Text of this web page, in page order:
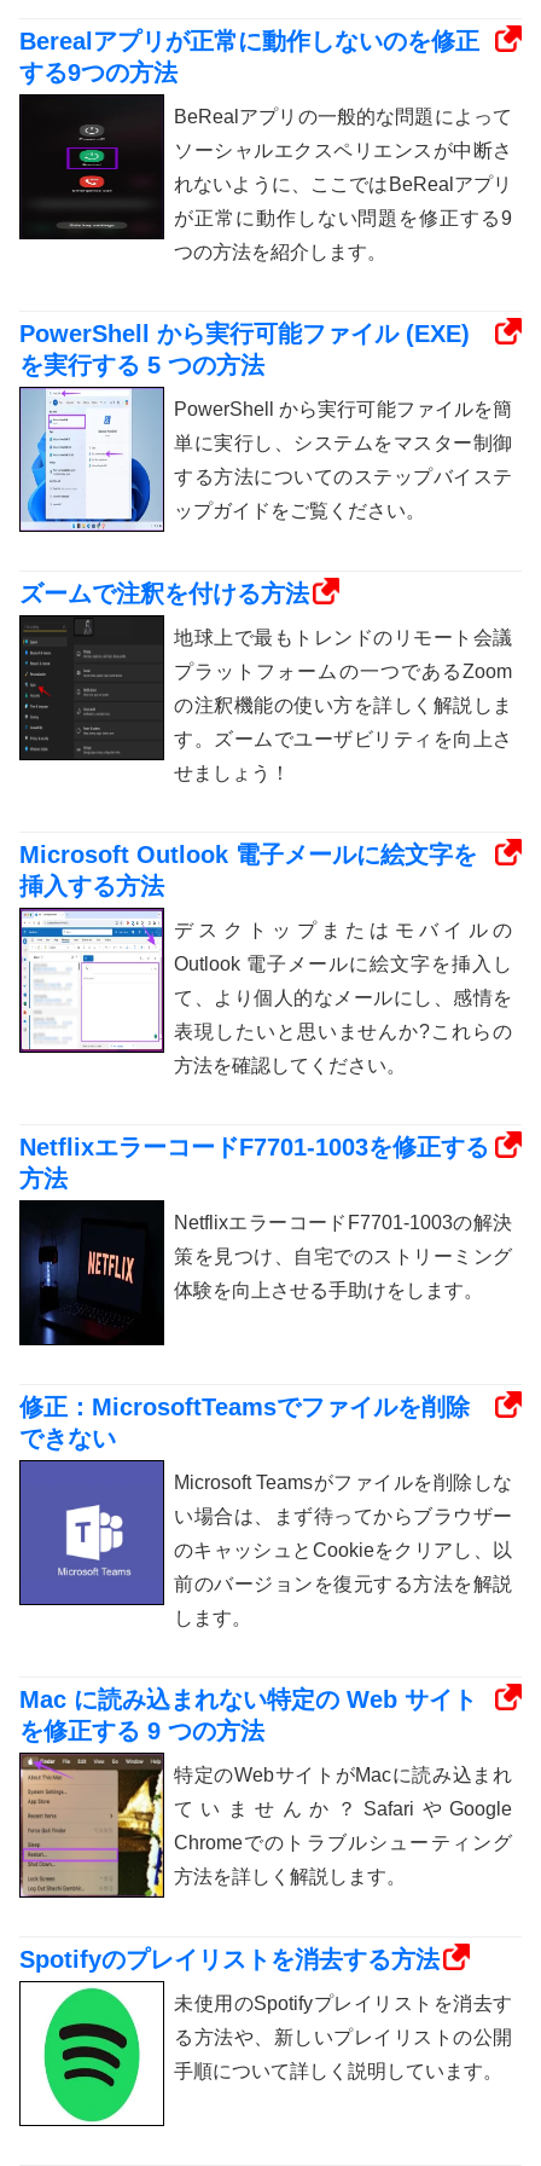
Berealアプリが正常に動作しないのを修正
する9つの方法
BeRealアプリの一般的な問題によって
ソーシャルエクスペリエンスが中断さ
れないように、ここではBeRealアプリ
が正常に動作しない問題を修正する9
つの方法を紹介します。
PowerShell から実行可能ファイル (EXE)
を実行する 5 つの方法
PowerShell から実行可能ファイルを簡
単に実行し、システムをマスター制御
する方法についてのステップバイステ
ップガイドをご覧ください。
ズームで注釈を付ける方法
地球上で最もトレンドのリモート会議
プラットフォームの一つであるZoom
の注釈機能の使い方を詳しく解説しま
す。ズームでユーザビリティを向上さ
せましょう！
Microsoft Outlook 電子メールに絵文字を
挿入する方法
デスクトップまたはモバイルの
Outlook 電子メールに絵文字を挿入し
て、より個人的なメールにし、感情を
表現したいと思いませんか?これらの
方法を確認してください。
NetflixエラーコードF7701-1003を修正する
方法
NetflixエラーコードF7701-1003の解決
策を見つけ、自宅でのストリーミング
体験を向上させる手助けをします。
修正：MicrosoftTeamsでファイルを削除
できない
Microsoft Teamsがファイルを削除しな
い場合は、まず待ってからブラウザー
のキャッシュとCookieをクリアし、以
前のバージョンを復元する方法を解説
します。
Mac に読み込まれない特定の Web サイト
を修正する 9 つの方法
特定のWebサイトがMacに読み込まれ
ていませんか？SafariやGoogle
Chromeでのトラブルシューティング
方法を詳しく解説します。
Spotifyのプレイリストを消去する方法
未使用のSpotifyプレイリストを消去す
る方法や、新しいプレイリストの公開
手順について詳しく説明しています。